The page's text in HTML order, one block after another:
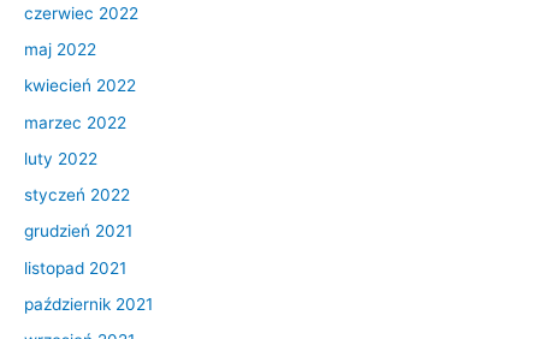
czerwiec 2022
maj 2022
kwiecień 2022
marzec 2022
luty 2022
styczeń 2022
grudzień 2021
listopad 2021
październik 2021